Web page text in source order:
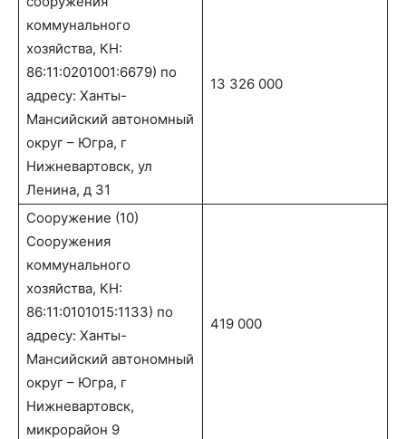
коммунального
хозяйства, КН:
86:11:0201001:6679) по
адресу: Ханты-
Мансийский автономный
округ – Югра, г
Нижневартовск, ул
Ленина, д 31
13 326 000
Сооружение (10)
Сооружения
коммунального
хозяйства, КН:
86:11:0101015:1133) по
адресу: Ханты-
Мансийский автономный
округ – Югра, г
Нижневартовск,
микрорайон 9
419 000